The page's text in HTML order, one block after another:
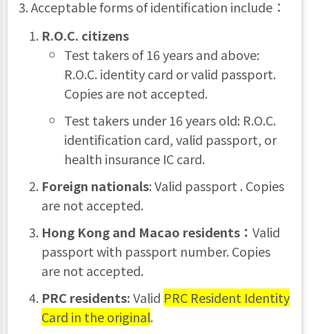
3. Acceptable forms of identification include：
R.O.C. citizens
Test takers of 16 years and above:
R.O.C. identity card or valid passport.
Copies are not accepted.
Test takers under 16 years old: R.O.C.
identification card, valid passport, or
health insurance IC card.
Foreign nationals: Valid passport . Copies
are not accepted.
Hong Kong and Macao residents ：Valid
passport with passport number. Copies
are not accepted.
PRC residents:Valid PRC Resident Identity
Card in the original.